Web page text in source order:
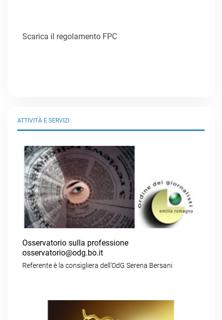
Scarica il regolamento FPC
ATTIVITÀ E SERVIZI
Osservatorio sulla professione
osservatorio@odg.bo.it
Referente è la consigliera dell’OdG Serena Bersani